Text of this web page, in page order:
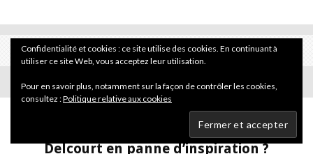
8 janvier 2007
Delcourt en panne d’inspiration ?
Confidentialité et cookies : ce site utilise des cookies. En continuant à
utiliser ce site Web, vous acceptez leur utilisation.
Pour en savoir plus, notamment sur la façon de contrôler les cookies,
consultez :Politique relative aux cookies